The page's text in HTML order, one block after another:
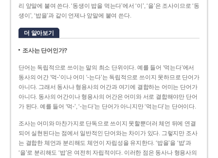
리 앞말에 붙여 쓴다. ‘동생이 밥을 먹는다’에서 ‘이’, ‘을’은 조사이므로 ‘동
생이’, ‘밥을’과 같이 언제나 앞말에 붙여 쓴다.
더 알아보기
조사는 단어인가?
단어는 독립적으로 쓰이는 말의 최소 단위이다. 예를 들어 ‘먹는다’에서
동사의 어간 ‘먹-­’이나 어미 ‘­-는다’는 독립적으로 쓰이지 못하므로 단어가
아니다. 그래서 동사나 형용사의 어간과 여기에 결합하는 어미는 단어가
아니다. 동사의 어간이나 형용사의 어간은 어미와 서로 결합해야만 단어
가 된다. 예를 들어 ‘먹-’, ‘-는다’는 단어가 아니지만 ‘먹는다’는 단어이다.
조사는 어미와 마찬가지로 단독으로 쓰이지 못할뿐더러 체언 뒤에 연결
되어 실현된다는 점에서 일반적인 단어와는 차이가 있다. 그렇지만 조사
는 결합한 체언과 분리해도 체언이 자립성을 유지한다. ‘밥을’을 ‘밥’과
‘을’로 분리해도 ‘밥’은 여전히 자립적이다. 이러한 점은 동사나 형용사의